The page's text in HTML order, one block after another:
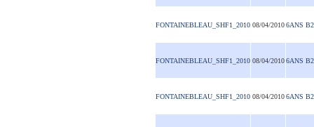
FONTAINEBLEAU_SHF1_2010 08/04/2010 6ANS B2
FONTAINEBLEAU_SHF1_2010 08/04/2010 6ANS B2
FONTAINEBLEAU_SHF1_2010 08/04/2010 6ANS B2